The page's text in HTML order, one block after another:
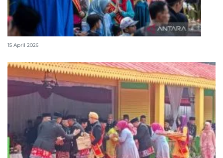
Lebaran Betawi, harmoni tradisi dan kota global
15 April 2026